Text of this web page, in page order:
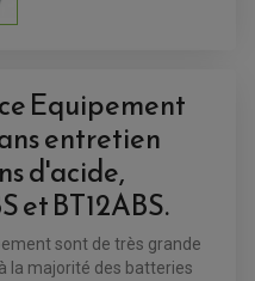
Equipement
entretien
d'acide,
et BT12ABS.
sont de très grande
la majorité des batteries